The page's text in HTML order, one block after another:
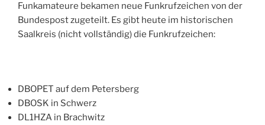
Funkamateure bekamen neue Funkrufzeichen von der
Bundespost zugeteilt. Es gibt heute im historischen
Saalkreis (nicht vollständig) die Funkrufzeichen:
DBOPET auf dem Petersberg
DBOSK in Schwerz
DL1HZA in Brachwitz